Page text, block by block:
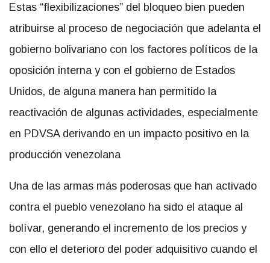
Estas “flexibilizaciones” del bloqueo bien pueden
atribuirse al proceso de negociación que adelanta el
gobierno bolivariano con los factores políticos de la
oposición interna y con el gobierno de Estados
Unidos, de alguna manera han permitido la
reactivación de algunas actividades, especialmente
en PDVSA derivando en un impacto positivo en la
producción venezolana
Una de las armas más poderosas que han activado
contra el pueblo venezolano ha sido el ataque al
bolívar, generando el incremento de los precios y
con ello el deterioro del poder adquisitivo cuando el